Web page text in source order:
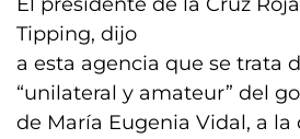
Tipping, dijo
a esta agencia que se trata
“unilateral y amateur” del
de María Eugenia Vidal, a